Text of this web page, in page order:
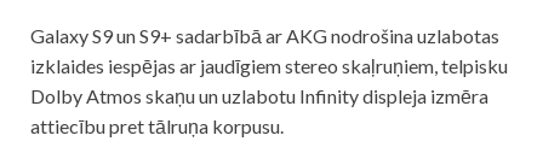
Galaxy S9 un S9+ sadarbībā ar AKG nodrošina uzlabotas
izklaides iespējas ar jaudīgiem stereo skaļruņiem, telpisku
Dolby Atmos skaņu un uzlabotu Infinity displeja izmēra
attiecību pret tālruņa korpusu.